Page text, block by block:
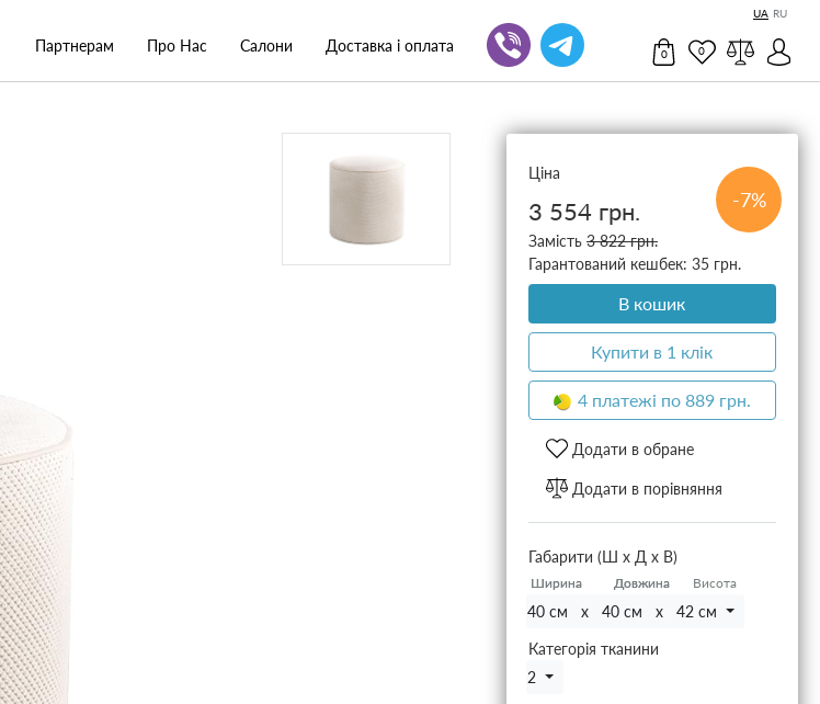
Партнерам Про Нас Салони Доставка і оплата
UA RU
0 0
-7%
Ціна
3 554 грн.
Замість 3 822 грн.
Гарантований кешбек: 35 грн.
В кошик
Купити в 1 клік
4 платежі по 889 грн.
Додати в обране
Додати в порівняння
Габарити (Ш х Д х В)
Ширина Довжина
Ширина Довжина Висота
40 см x 40 см x 42 см
Категорія тканини
2